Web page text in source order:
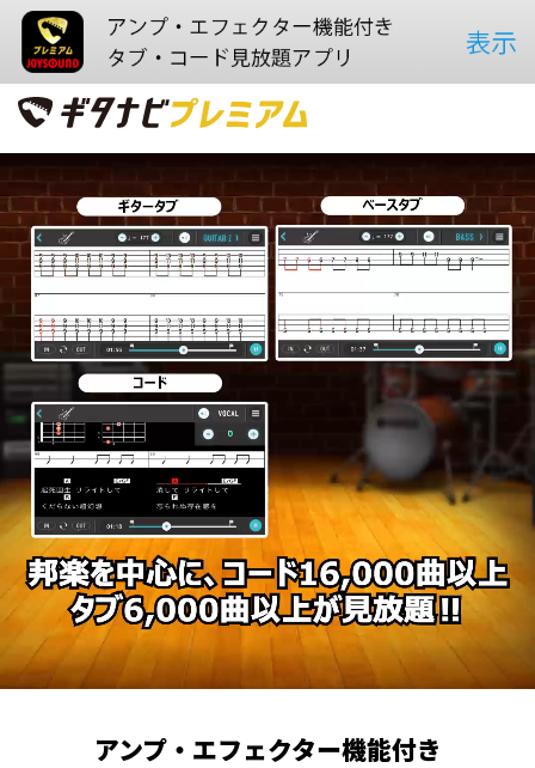
アンプ・エフェクター機能付き